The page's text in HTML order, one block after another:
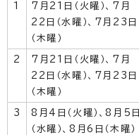
7月21日（火曜）、7月
22日（水曜）、7月23日
（木曜）
2
7月21日（火曜）、7月
22日（水曜）、7月23日
（木曜）
3
8月4日（火曜）、8月5日
（水曜）、8月6日（木曜）